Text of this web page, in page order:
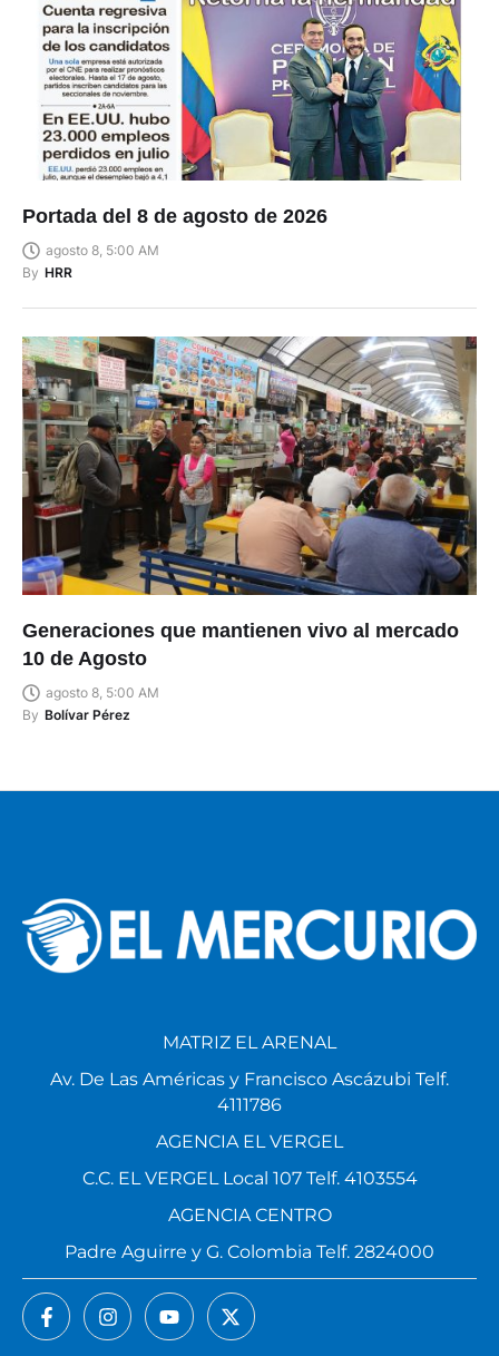
Portada del 8 de agosto de 2026
agosto 8, 5:00 AM
By HRR
Generaciones que mantienen vivo al mercado
10 de Agosto
agosto 8, 5:00 AM
By Bolívar Pérez
MATRIZ EL ARENAL
Av. De Las Américas y Francisco Ascázubi Telf.
4111786
AGENCIA EL VERGEL
C.C. EL VERGEL Local 107 Telf. 4103554
AGENCIA CENTRO
Padre Aguirre y G. Colombia Telf. 2824000